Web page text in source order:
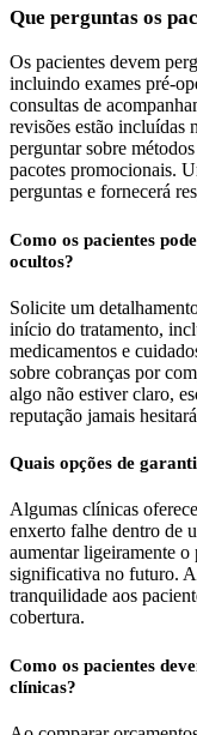
Que perguntas os
Os pacientes devem
incluindo exames pré-
consultas de
revisões estão incluídas
perguntar sobre
pacotes promocionais.
perguntas e fornecerá
Como os pacientes
ocultos?
Solicite um
início do tratamento,
medicamentos e
sobre cobranças por
algo não estiver claro,
reputação jamais
Quais opções de
Algumas clínicas
enxerto falhe dentro de
aumentar ligeiramente
significativa no futuro.
tranquilidade aos
cobertura.
Como os pacientes
clínicas?